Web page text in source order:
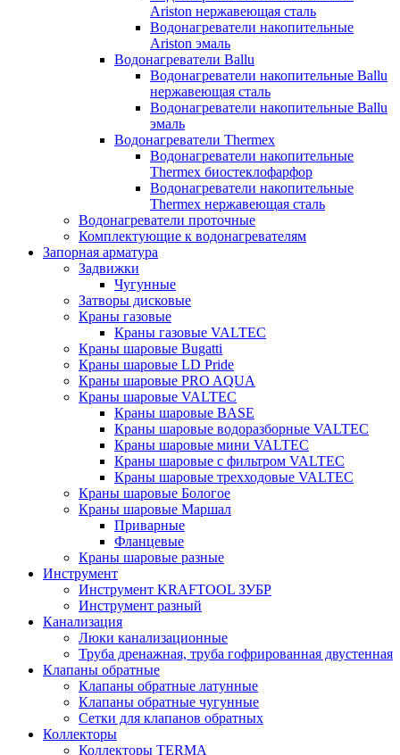
Ariston нержавеющая сталь
Водонагреватели накопительные
Ariston эмаль
Водонагреватели Ballu
Водонагреватели накопительные Ballu
нержавеющая сталь
Водонагреватели накопительные Ballu
эмаль
Водонагреватели Thermex
Водонагреватели накопительные
Thermex биостеклофарфор
Водонагреватели накопительные
Thermex нержавеющая сталь
Водонагреватели проточные
Комплектующие к водонагревателям
Запорная арматура
Задвижки
Чугунные
Затворы дисковые
Краны газовые
Краны газовые VALTEC
Краны шаровые Bugatti
Краны шаровые LD Pride
Краны шаровые PRO AQUA
Краны шаровые VALTEC
Краны шаровые BASE
Краны шаровые водоразборные VALTEC
Краны шаровые мини VALTEC
Краны шаровые с фильтром VALTEC
Краны шаровые трехходовые VALTEC
Краны шаровые Бологое
Краны шаровые Маршал
Приварные
Фланцевые
Краны шаровые разные
Инструмент
Инструмент KRAFTOOL ЗУБР
Инструмент разный
Канализация
Люки канализационные
Труба дренажная, труба гофрированная двустенная
Клапаны обратные
Клапаны обратные латунные
Клапаны обратные чугунные
Сетки для клапанов обратных
Коллекторы
Коллекторы TERMA